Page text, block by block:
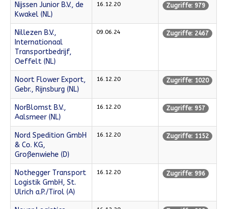
Nijssen Junior B.V., de
Kwakel (NL)
16.12.20 Zugriffe: 979
Nillezen B.V.,
Internationaal
Transportbedrijf,
Oeffelt (NL)
09.06.24 Zugriffe: 2467
Noort Flower Export,
Gebr., Rijnsburg (NL)
16.12.20 Zugriffe: 1020
NorBlomst B.V.,
Aalsmeer (NL)
16.12.20 Zugriffe: 957
Nord Spedition GmbH
& Co. KG,
Großenwiehe (D)
16.12.20 Zugriffe: 1152
Nothegger Transport
Logistik GmbH, St.
Ulrich a.P./Tirol (A)
16.12.20 Zugriffe: 996